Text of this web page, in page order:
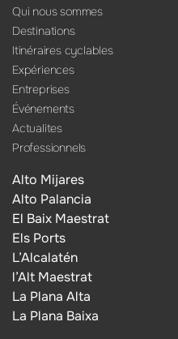
Qui nous sommes
Destinations
Itinéraires cyclables
Expériences
Entreprises
Événements
Actualites
Professionnels
Alto Mijares
Alto Palancia
El Baix Maestrat
Els Ports
L’Alcalatén
l’Alt Maestrat
La Plana Alta
La Plana Baixa